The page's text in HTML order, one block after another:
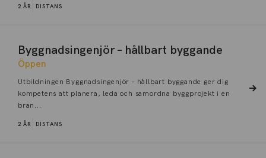
2 ÅR DISTANS
Byggnadsingenjör – hållbart byggande
Öppen
Utbildningen Byggnadsingenjör – hållbart byggande ger dig
kompetens att planera, leda och samordna byggprojekt i en
bran...
2 ÅR DISTANS